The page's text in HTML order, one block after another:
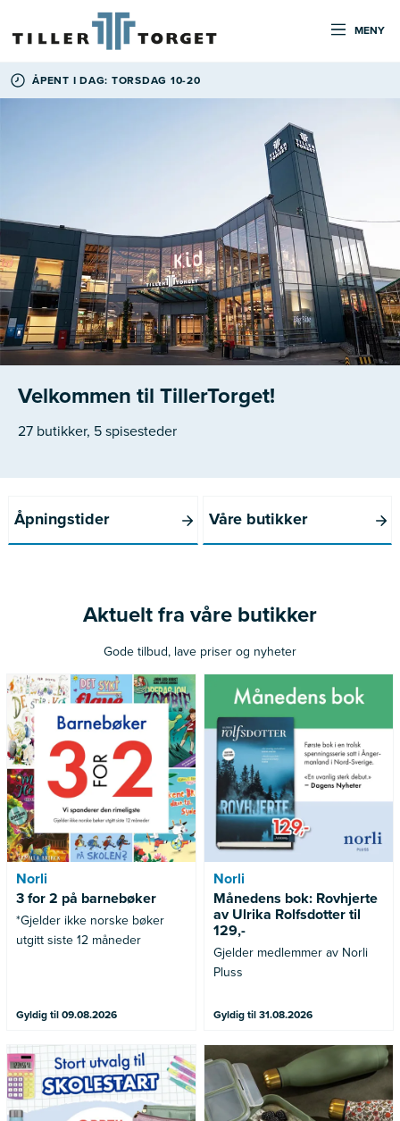
MENY
ÅPENT I DAG: TORSDAG 10-20
Velkommen til TillerTorget!
27 butikker, 5 spisesteder
Åpningstider Våre butikker
Aktuelt fra våre butikker
Gode tilbud, lave priser og nyheter
Norli
3 for 2 på barnebøker
*Gjelder ikke norske bøker
utgitt siste 12 måneder
Gyldig til 09.08.2026
*Gjelder ikke norske bøker
utgitt siste 12 måneder
Norli
Månedens bok: Rovhjerte
av Ulrika Rolfsdotter til
129,-
Gjelder medlemmer av Norli
Pluss
Gyldig til 31.08.2026
Gjelder medlemmer av Norli
Gjelder merkede varer
Gjelder ikke allerede nedsatte
varer